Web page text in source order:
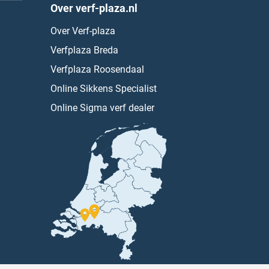
Over verf-plaza.nl
Over Verf-plaza
Verfplaza Breda
Verfplaza Roosendaal
Online Sikkens Specialist
Online Sigma verf dealer